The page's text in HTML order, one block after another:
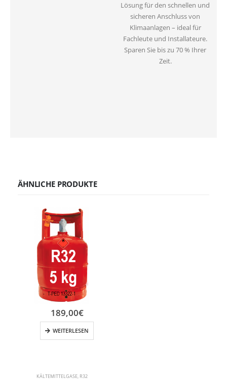
Lösung für den schnellen und
sicheren Anschluss von
Klimaanlagen – ideal für
Fachleute und Installateure.
Sparen Sie bis zu 70 % Ihrer
Zeit.
ÄHNLICHE PRODUKTE
KÄLTEMITTELGASE, R32
189,00€
WEITERLESEN